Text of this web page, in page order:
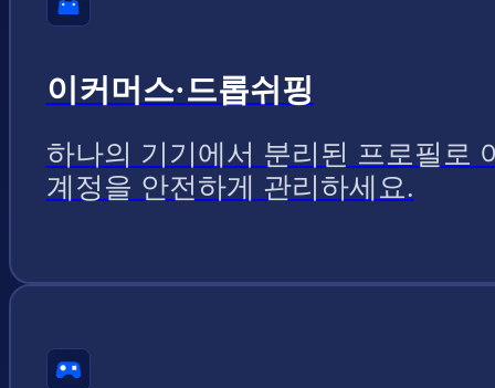
이커머스·드롭쉬핑
하나의 기기에서 분리된 프로필로
계정을 안전하게 관리하세요.